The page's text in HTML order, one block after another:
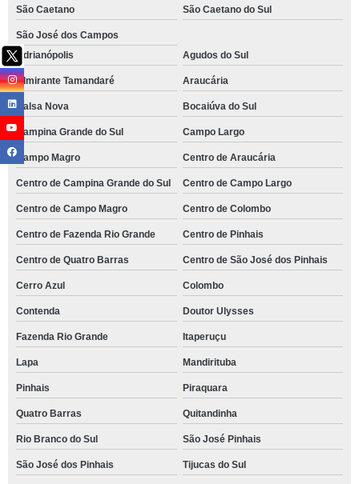
São Caetano São Caetano do Sul
São José dos Campos
Adrianópolis
Agudos do Sul
Almirante Tamandaré Araucária
Balsa Nova Bocaiúva do Sul
Campina Grande do Sul Campo Largo
Campo Magro Centro de Araucária
Centro de Campina Grande do Sul Centro de Campo Largo
Centro de Campo Magro Centro de Colombo
Centro de Fazenda Rio Grande Centro de Pinhais
Centro de Quatro Barras Centro de São José dos Pinhais
Cerro Azul Colombo
Contenda Doutor Ulysses
Fazenda Rio Grande Itaperuçu
Lapa Mandirituba
Pinhais Piraquara
Quatro Barras Quitandinha
Rio Branco do Sul São José Pinhais
São José dos Pinhais Tijucas do Sul